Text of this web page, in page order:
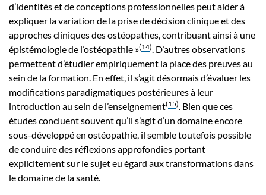
d’identités et de conceptions professionnelles peut aider à
expliquer la variation de la prise de décision clinique et des
approches cliniques des ostéopathes, contribuant ainsi à une
épistémologie de l’ostéopathie »(14). D’autres observations
permettent d’étudier empiriquement la place des preuves au
sein de la formation. En effet, il s’agit désormais d’évaluer les
modifications paradigmatiques postérieures à leur
introduction au sein de l’enseignement(15). Bien que ces
études concluent souvent qu’il s’agit d’un domaine encore
sous-développé en ostéopathie, il semble toutefois possible
de conduire des réflexions approfondies portant
explicitement sur le sujet eu égard aux transformations dans
le domaine de la santé.